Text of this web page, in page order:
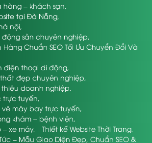
hàng – khách sạn
tại Đà Nẵng
nội
động sản chuyên nghiệp
Hàng Chuẩn SEO Tối Ưu Chuyển Đổi Và
điện thoại di động
đẹp chuyên nghiệp
thiệu doanh nghiệp
trực tuyến
vé máy bay trực tuyến
khám – bệnh viện
– xe máy, Thiết kế Website Thời Trang
– Mẫu Giao Diện Đẹp, Chuẩn SEO &